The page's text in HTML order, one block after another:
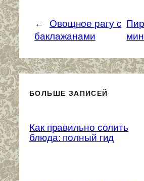
←
Овощное рагу с
баклажанами
БОЛЬШЕ ЗАПИСЕЙ
Как правильно солить
блюда: полный гид